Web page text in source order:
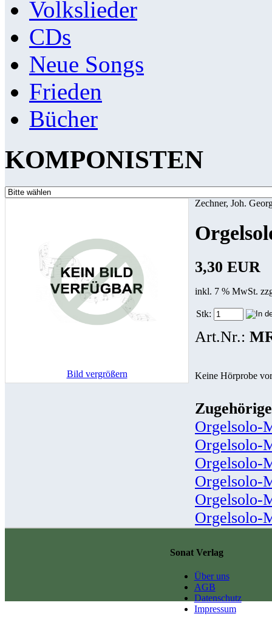
Volkslieder
CDs
Neue Songs
Frieden
Bücher
KOMPONISTEN
Bild vergrößern
Zechner, Joh.
3,30 EUR
inkl. 7 % MwSt.
Stk:
Art.Nr.:
Keine Hörprobe
Orgelsolo-
Orgelsolo-
Orgelsolo-
Orgelsolo-
Orgelsolo-
Orgelsolo-
Sonat Verlag
Über uns
AGB
Datenschutz
Impressum